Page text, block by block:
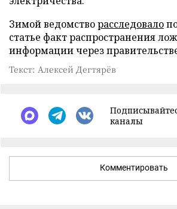
Зимой ведомстворасследовало
статье факт распространения
информации через
Текст: Алексей Дегтярёв
каналы
Комментировать